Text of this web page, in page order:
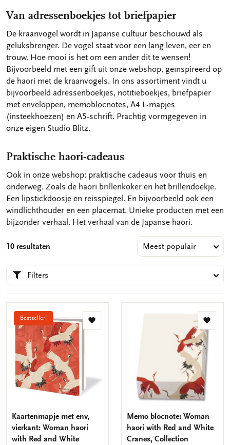
Van adressenboekjes tot briefpapier
De kraanvogel wordt in Japanse cultuur beschouwd als
geluksbrenger. De vogel staat voor een lang leven, eer en
trouw. Hoe mooi is het om een ander dit te wensen!
Bijvoorbeeld met een gift uit onze webshop, geïnspireerd op
de haori met de kraanvogels. In ons assortiment vindt u
bijvoorbeeld adressenboekjes, notitieboekjes, briefpapier
met enveloppen, memoblocnotes, A4 L-mapjes
(insteekhoezen) en A5-schrift. Prachtig vormgegeven in
onze eigen Studio Blitz.
Praktische haori-cadeaus
Ook in onze webshop: praktische cadeaus voor thuis en
onderweg. Zoals de haori brillenkoker en het brillendoekje.
Een lipstickdoosje en reisspiegel. En bijvoorbeeld ook een
windlichthouder en een placemat. Unieke producten met een
bijzonder verhaal. Het verhaal van de Japanse haori.
10 resultaten
Filters
Bestseller!
Toevoegen
Kaartenmapje met env,
vierkant: Woman haori
with Red and White
aan
Memo blocnote: Woman
haori with Red and White
Cranes, Collection